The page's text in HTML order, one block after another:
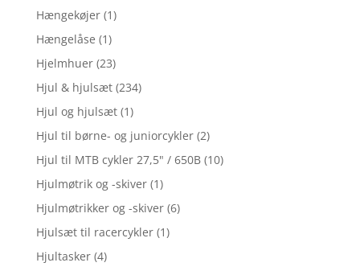
Hængekøjer (1)
Hængelåse (1)
Hjelmhuer (23)
Hjul & hjulsæt (234)
Hjul og hjulsæt (1)
Hjul til børne- og juniorcykler (2)
Hjul til MTB cykler 27,5" / 650B (10)
Hjulmøtrik og -skiver (1)
Hjulmøtrikker og -skiver (6)
Hjulsæt til racercykler (1)
Hjultasker (4)